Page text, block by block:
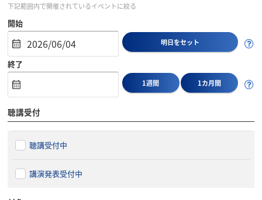
下記範囲内で開催されているイベントに絞る
開始
明日をセット
終了
1週間 1カ月間
聴講受付
聴講受付中
講演発表受付中